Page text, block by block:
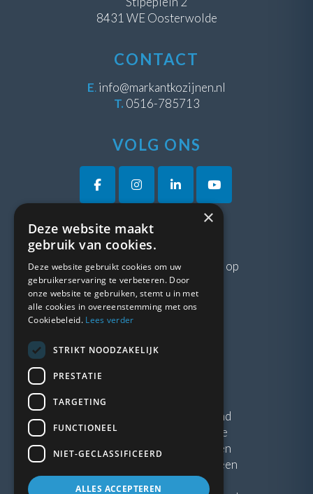
8431 WE Oosterwolde
CONTACT
E.info@markantkozijnen.nl
T. 0516-785713
VOLG ONS
VRAGEN?
Neem gerustcontactmet ons op
LINKS
Blogs
Algemene voorwaarden
Kunststof Kozijnen Friesland
Kunststof kozijnen Drenthe
Kunststof Kozijnen Drachten
Kunststof Kozijnen Hoogeveen
×
Deze website maakt
gebruik van cookies.
Deze website gebruikt cookies om uw
gebruikerservaring te verbeteren. Door
onze website te gebruiken, stemt u in met
alle cookies in overeenstemming met ons
Cookiebeleid. Lees verder
STRIKT NOODZAKELIJK
PRESTATIE
TARGETING
FUNCTIONEEL
NIET-GECLASSIFICEERD
ALLES ACCEPTEREN